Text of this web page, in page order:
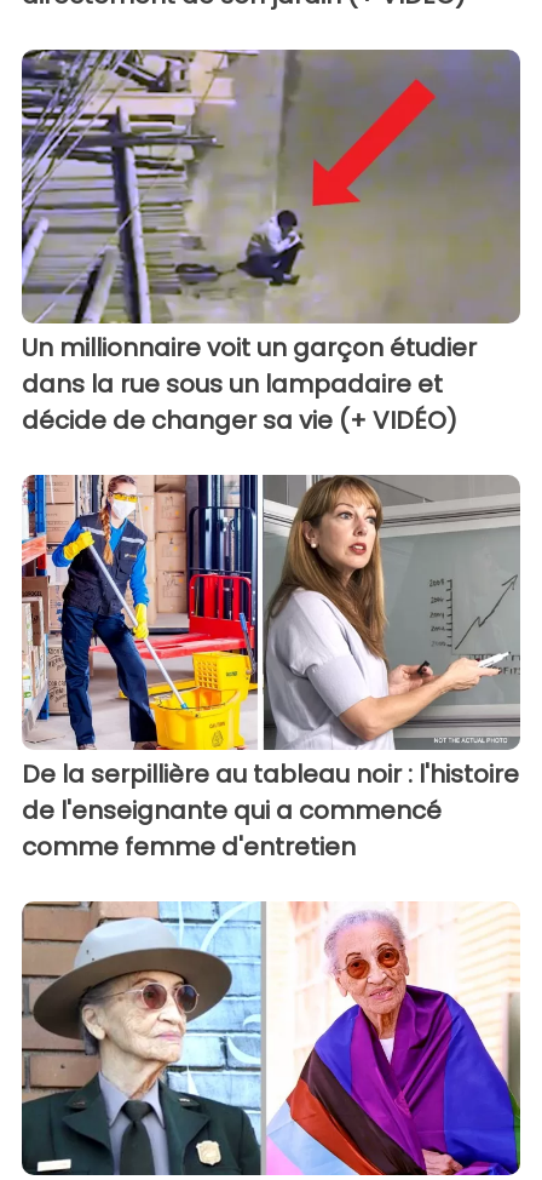
Un millionnaire voit un garçon étudier
dans la rue sous un lampadaire et
décide de changer sa vie (+ VIDÉO)
De la serpillière au tableau noir : l'histoire
de l'enseignante qui a commencé
comme femme d'entretien